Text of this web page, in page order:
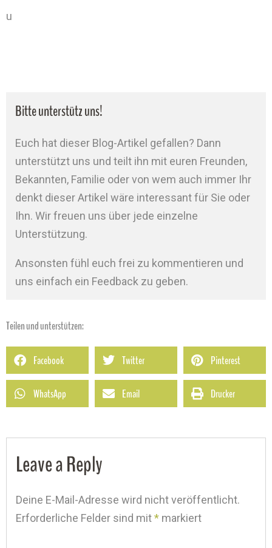
u
Bitte unterstütz uns!
Euch hat dieser Blog-Artikel gefallen? Dann
unterstützt uns und teilt ihn mit euren Freunden,
Bekannten, Familie oder von wem auch immer Ihr
denkt dieser Artikel wäre interessant für Sie oder
Ihn. Wir freuen uns über jede einzelne
Unterstützung.
Ansonsten fühl euch frei zu kommentieren und
uns einfach ein Feedback zu geben.
Teilen und unterstützen:
Facebook Twitter Pinterest
WhatsApp Email Drucker
Leave a Reply
Deine E-Mail-Adresse wird nicht veröffentlicht.
Erforderliche Felder sind mit* markiert